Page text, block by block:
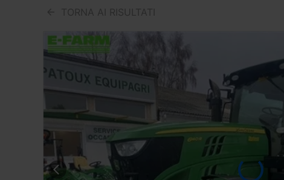
TORNA AI RISULTATI